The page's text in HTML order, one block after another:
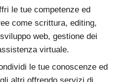
le tue competenze ed
come scrittura, editing,
web, gestione dei
virtuale.
le tue conoscenze ed